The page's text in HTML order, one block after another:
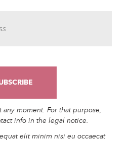
any moment. For that purpose,
info in the legal notice.
elit minim nisi eu occaecat